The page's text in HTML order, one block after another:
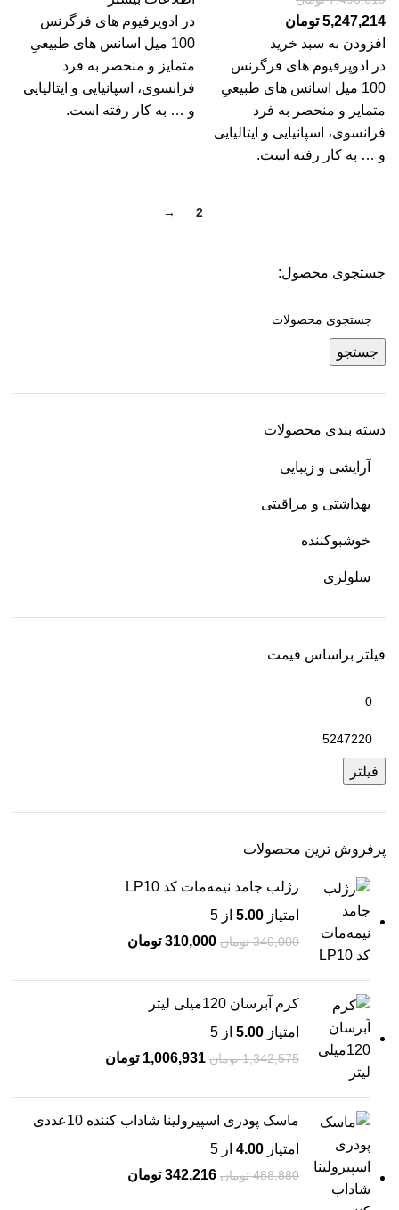
جستجوی محصول:
جستجو
دسته بندی محصولات
آرایشی و زیبایی
بهداشتی و مراقبتی
خوشبوکننده
سلولزی
فیلتر براساس قیمت
فیلتر
پرفروش ترین محصولات
رژلب جامد نیمه‌مات کد LP10
امتیاز 5.00 از 5
340,000 تومان 310,000 تومان
کرم آبرسان 120میلی لیتر
امتیاز 5.00 از 5
1,342,575 تومان 1,006,931 تومان
ماسک پودری اسپیرولینا شاداب کننده 10عددی
امتیاز 4.00 از 5
488,880 تومان 342,216 تومان
5,247,214 تومان
افزودن به سبد خرید
در ادوپرفیوم ­های فرگرنس
100 میل اسانس های طبیعیِ
متمایز و منحصر به فرد
فرانسوی، اسپانیایی و ایتالیایی
و … به کار رفته است.
در ادوپرفیوم ­های فرگرنس
100 میل اسانس های طبیعیِ
متمایز و منحصر به فرد
فرانسوی، اسپانیایی و ایتالیایی
و … به کار رفته است.
2
→